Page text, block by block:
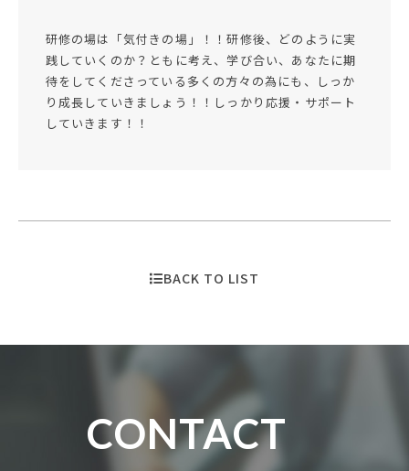
研修の場は「気付きの場」！！研修後、どのように実
践していくのか？ともに考え、学び合い、あなたに期
待をしてくださっている多くの方々の為にも、しっか
り成長していきましょう！！しっかり応援・サポート
していきます！！
BACK TO LIST
CONTACT